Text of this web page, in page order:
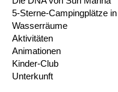
5-Sterne-Campingplätze
Wasserräume
Aktivitäten
Animationen
Kinder-Club
Unterkunft